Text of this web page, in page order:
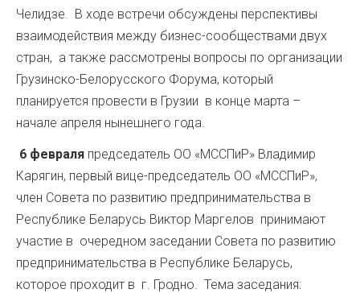
Челидзе. В ходе встречи обсуждены перспективы
взаимодействия между бизнес-сообществами двух
стран, а также рассмотрены вопросы по организации
Грузинско-Белорусского Форума, который
планируется провести в Грузии в конце марта –
начале апреля нынешнего года.
6 февраля председатель ОО «МССПиР» Владимир
Карягин, первый вице-председатель ОО «МССПиР»,
член Совета по развитию предпринимательства в
Республике Беларусь Виктор Маргелов принимают
участие в очередном заседании Совета по развитию
предпринимательства в Республике Беларусь,
которое проходит в г. Гродно. Тема заседания: